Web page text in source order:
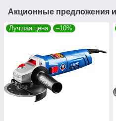
Акционные предложения
Лучшая цена –10%